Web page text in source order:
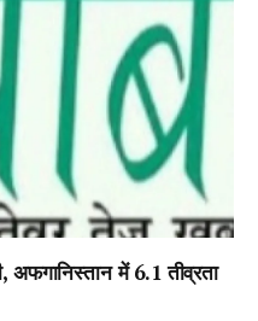
अफगानिस्तान में 6.1 तीव्रता